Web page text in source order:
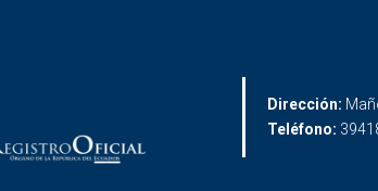
Dirección:
Teléfono: